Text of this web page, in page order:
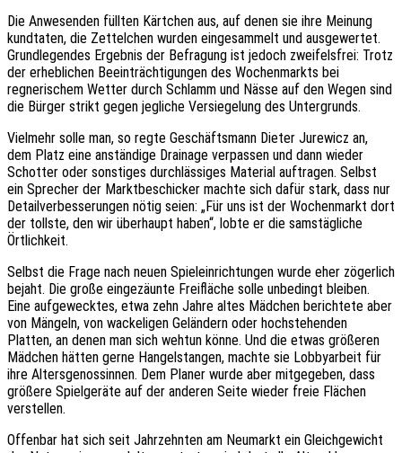
Die Anwesenden füllten Kärtchen aus, auf denen sie ihre Meinung
kundtaten, die Zettelchen wurden eingesammelt und ausgewertet.
Grundlegendes Ergebnis der Befragung ist jedoch zweifelsfrei: Trotz
der erheblichen Beeinträchtigungen des Wochenmarkts bei
regnerischem Wetter durch Schlamm und Nässe auf den Wegen sind
die Bürger strikt gegen jegliche Versiegelung des Untergrunds.
Vielmehr solle man, so regte Geschäftsmann Dieter Jurewicz an,
dem Platz eine anständige Drainage verpassen und dann wieder
Schotter oder sonstiges durchlässiges Material auftragen. Selbst
ein Sprecher der Marktbeschicker machte sich dafür stark, dass nur
Detailverbesserungen nötig seien: „Für uns ist der Wochenmarkt dort
der tollste, den wir überhaupt haben“, lobte er die samstägliche
Örtlichkeit.
Selbst die Frage nach neuen Spieleinrichtungen wurde eher zögerlich
bejaht. Die große eingezäunte Freifläche solle unbedingt bleiben.
Eine aufgewecktes, etwa zehn Jahre altes Mädchen berichtete aber
von Mängeln, von wackeligen Geländern oder hochstehenden
Platten, an denen man sich wehtun könne. Und die etwas größeren
Mädchen hätten gerne Hangelstangen, machte sie Lobbyarbeit für
ihre Altersgenossinnen. Dem Planer wurde aber mitgegeben, dass
größere Spielgeräte auf der anderen Seite wieder freie Flächen
verstellen.
Offenbar hat sich seit Jahrzehnten am Neumarkt ein Gleichgewicht